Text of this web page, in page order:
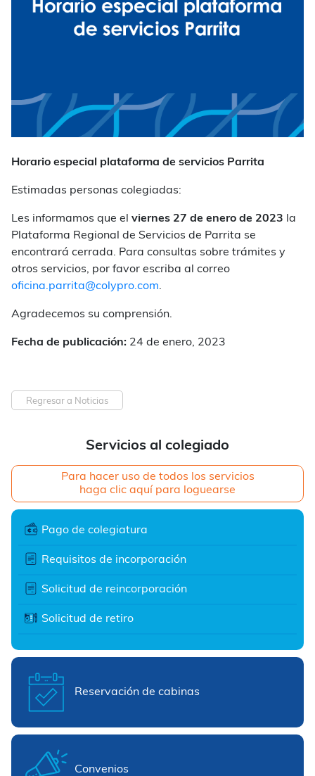
Servicios al colegiado
Para hacer uso de todos los servicios
haga clic aquí para loguearse
Pago de colegiatura
Requisitos de incorporación
Solicitud de reincorporación
Solicitud de retiro
Reservación de cabinas
Convenios
Horario especial plataforma de servicios Parrita
Estimadas personas colegiadas:
Les informamos que el viernes 27 de enero de 2023 la
Plataforma Regional de Servicios de Parrita se
encontrará cerrada. Para consultas sobre trámites y
otros servicios, por favor escriba al correo
oficina.parrita@colypro.com.
Agradecemos su comprensión.
Fecha de publicación: 24 de enero, 2023
Regresar a Noticias